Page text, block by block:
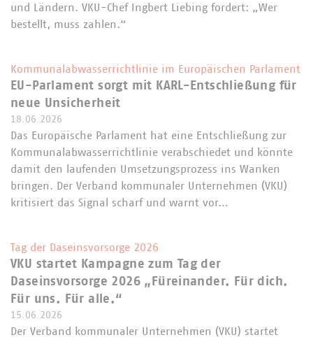
und Ländern. VKU-Chef Ingbert Liebing fordert: „Wer
bestellt, muss zahlen.“
Kommunalabwasserrichtlinie im Europäischen Parlament
EU-Parlament sorgt mit KARL-Entschließung für
neue Unsicherheit
18.06.2026
Das Europäische Parlament hat eine Entschließung zur
Kommunalabwasserrichtlinie verabschiedet und könnte
damit den laufenden Umsetzungsprozess ins Wanken
bringen. Der Verband kommunaler Unternehmen (VKU)
kritisiert das Signal scharf und warnt vor…
Tag der Daseinsvorsorge 2026
VKU startet Kampagne zum Tag der
Daseinsvorsorge 2026 „Füreinander. Für dich.
Für uns. Für alle.“
15.06.2026
Der Verband kommunaler Unternehmen (VKU) startet